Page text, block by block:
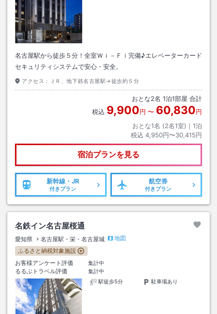
名古屋駅から徒歩５分！全室Ｗｉ－Ｆｉ完備♪エレベーターカード
セキュリティシステムで安心・安全。
アクセス： ＪＲ、地下鉄名古屋駅→徒歩約５分
おとな2名 1泊1部屋 合計
税込 9,900円 〜 60,830円
おとな1名 (2名1室)｜ 1泊
税込 4,950円〜30,415円
宿泊プランを見る
新幹線・JR
付きプラン
航空券
付きプラン
名鉄イン名古屋桜通
愛知県 名古屋駅・栄・名古屋城
地図
ふるさと納税対象施設
お客様アンケート評価
集計中
るるぶトラベル評価
集計中
駅徒歩5分
駐車場あり